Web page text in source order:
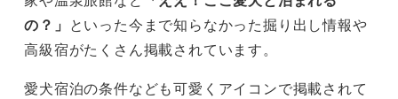
の？」 といった今まで知らなかった掘り出し情報や
高級宿がたくさん掲載されています。
愛犬宿泊の条件なども可愛くアイコンで掲載されて